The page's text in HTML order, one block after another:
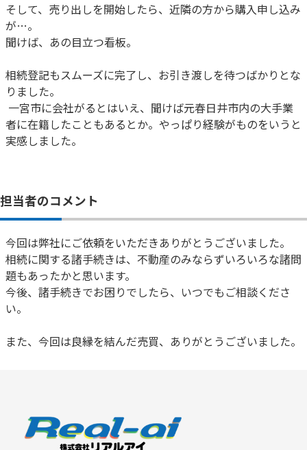
そして、売り出しを開始したら、近隣の方から購入申し込み
が…。
聞けば、あの目立つ看板。
相続登記もスムーズに完了し、お引き渡しを待つばかりとな
りました。
一宮市に会社がるとはいえ、聞けば元春日井市内の大手業
者に在籍したこともあるとか。やっぱり経験がものをいうと
実感しました。
担当者のコメント
今回は弊社にご依頼をいただきありがとうございました。
相続に関する諸手続きは、不動産のみならずいろいろな諸問
題もあったかと思います。
今後、諸手続きでお困りでしたら、いつでもご相談くださ
い。
また、今回は良縁を結んだ売買、ありがとうございました。